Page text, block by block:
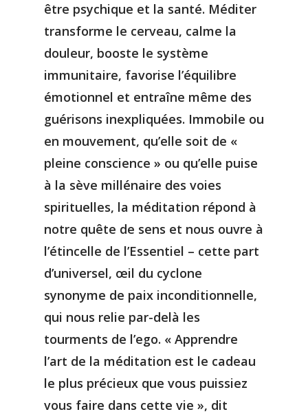
être psychique et la santé. Méditer
transforme le cerveau, calme la
douleur, booste le système
immunitaire, favorise l’équilibre
émotionnel et entraîne même des
guérisons inexpliquées. Immobile ou
en mouvement, qu’elle soit de «
pleine conscience » ou qu’elle puise
à la sève millénaire des voies
spirituelles, la méditation répond à
notre quête de sens et nous ouvre à
l’étincelle de l’Essentiel – cette part
d’universel, œil du cyclone
synonyme de paix inconditionnelle,
qui nous relie par-delà les
tourments de l’ego. « Apprendre
l’art de la méditation est le cadeau
le plus précieux que vous puissiez
vous faire dans cette vie », dit